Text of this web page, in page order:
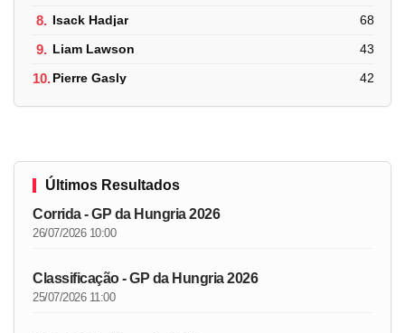
8. Isack Hadjar 68
9. Liam Lawson 43
10.Pierre Gasly 42
Últimos Resultados
Corrida - GP da Hungria 2026
26/07/2026 10:00
Classificação - GP da Hungria 2026
25/07/2026 11:00